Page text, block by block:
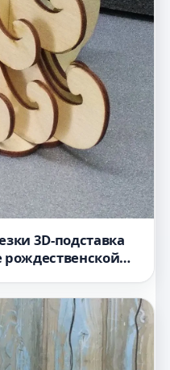
3D-подставка